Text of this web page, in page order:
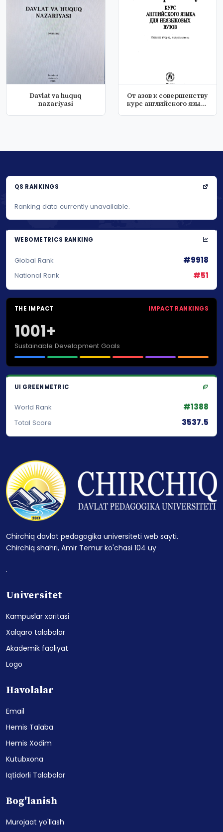
Davlat va huquq
nazariyasi
От азов к совершенству
курс английского языка
QS RANKINGS
Ranking data currently unavailable.
WEBOMETRICS RANKING
Global Rank #9918
National Rank #51
THE IMPACT IMPACT RANKINGS
1001+
Sustainable Development Goals
UI GREENMETRIC
World Rank #1388
Total Score 3537.5
Chirchiq davlat pedagogika universiteti web sayti.
Chirchiq shahri, Amir Temur ko'chasi 104 uy
.
Universitet
Kampuslar xaritasi
Xalqaro talabalar
Akademik faoliyat
Logo
Havolalar
Email
Hemis Talaba
Hemis Xodim
Kutubxona
Iqtidorli Talabalar
Bog'lanish
Murojaat yo'llash